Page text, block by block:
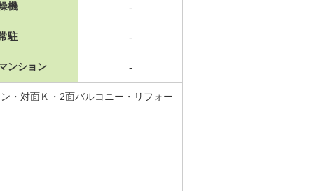
機 -
駐 -
ンション -
・対面Ｋ・2面バルコニー・リフォー